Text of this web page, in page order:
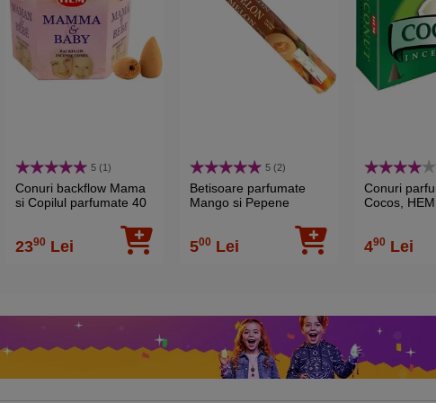
5 (1)
Conuri backflow Mama
si Copilul parfumate 40
fantani cu fum
2390 Lei
5 (2)
Betisoare parfumate
Mango si Pepene
profesional Mango
Melon, pentru
500 Lei
Conuri
Cocos, HEM
dulce,
inclus, 10
490 Lei